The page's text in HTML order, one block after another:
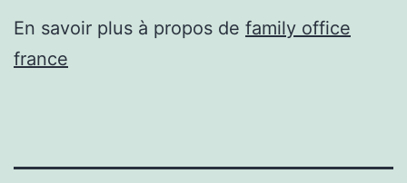
En savoir plus à propos de family office
france